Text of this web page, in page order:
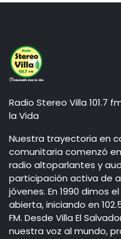
Radio Stereo Villa 101.7
la Vida
Nuestra trayectoria en
comunitaria comenzó
radio altoparlantes y
participación activa de
jóvenes. En 1990 dimos
abierta, iniciando en
FM. Desde Villa El
nuestra voz al mundo,